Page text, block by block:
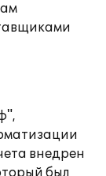
внедрен
был